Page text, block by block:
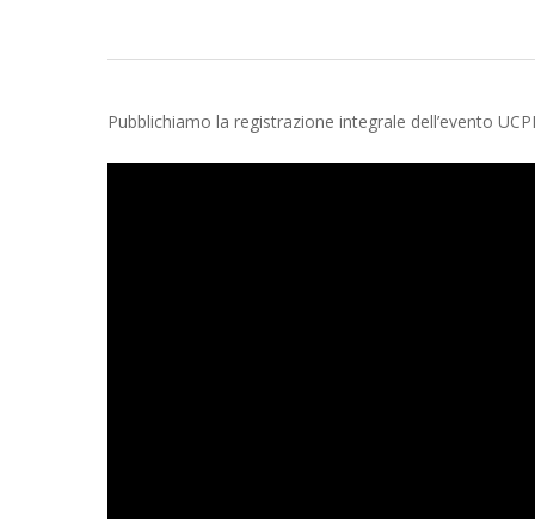
Pubblichiamo la registrazione integrale dell’evento